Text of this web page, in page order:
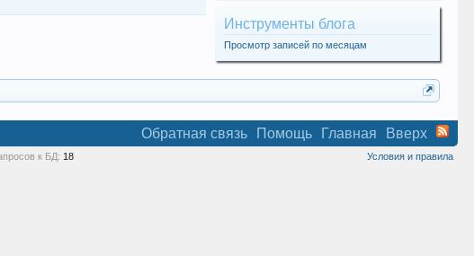
Инструменты блога
Просмотр записей по месяцам
Обратная связь Помощь Главная Вверх
Условия и правила
к БД: 18